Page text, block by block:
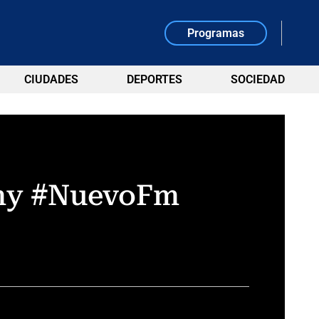
Programas
CIUDADES DEPORTES SOCIEDAD
#NuevoFm